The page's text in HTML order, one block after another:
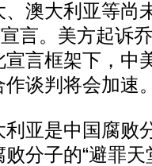
澳大利亚等尚
言。美方起诉
言框架下，中
谈判将会加速
亚是中国腐败
分子的“避罪天